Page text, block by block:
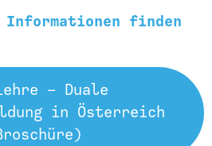
Informationen finden
– Duale
in Österreich